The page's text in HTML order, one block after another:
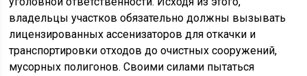
владельцы участков обязательно должны вызывать
лицензированных ассенизаторов для откачки и
транспортировки отходов до очистных сооружений,
мусорных полигонов. Своими силами пытаться